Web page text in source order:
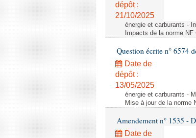
dépôt :
21/10/2025
énergie et carburants -
Impacts de la norme
Question écrite n° 6574
Date de
dépôt :
13/05/2025
énergie et carburants -
Mise à jour de la norme
Amendement n° 1535 -
Date de